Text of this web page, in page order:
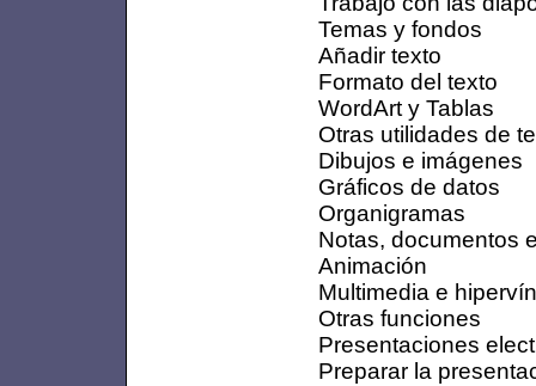
Temas y fondos
Añadir texto
Formato del texto
WordArt y Tablas
Otras utilidades de
Dibujos e imágenes
Gráficos de datos
Organigramas
Notas, documentos
Animación
Multimedia e
Otras funciones
Presentaciones
Preparar la